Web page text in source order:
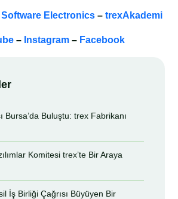
Software Electronics –trexAkademi
– Instagram – Facebook
Bursa’da Buluştu: trex Fabrikanı
Komitesi trex’te Bir Araya
İş Birliği Çağrısı Büyüyen Bir